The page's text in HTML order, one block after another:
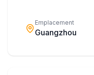
Emplacement
Guangzhou